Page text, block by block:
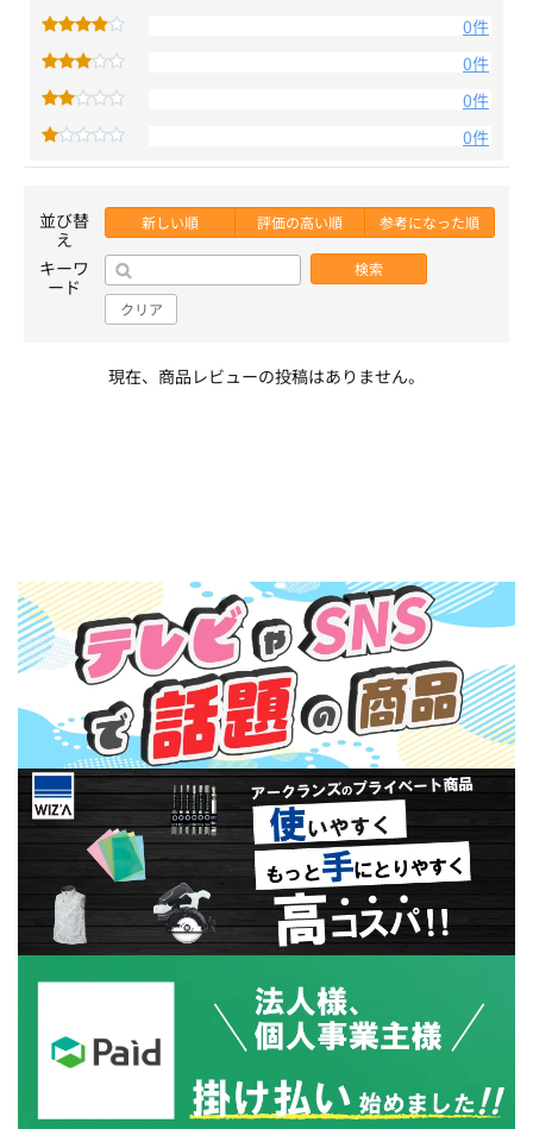
0件
0件
0件
0件
並び替
え
新しい順 評価の高い順 参考になった順
キーワ
ード
検索
クリア
現在、商品レビューの投稿はありません。